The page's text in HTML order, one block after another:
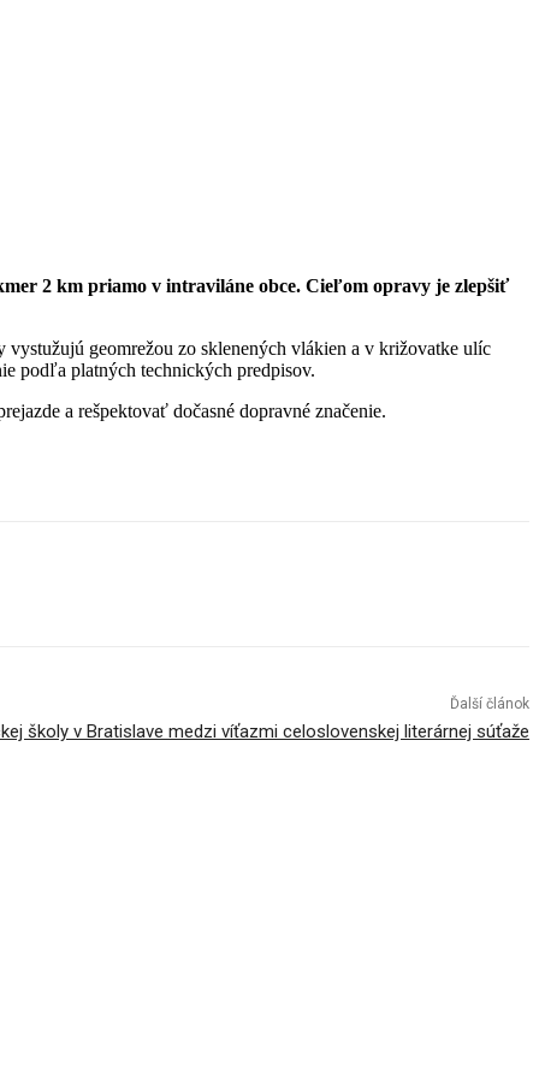
2 km priamo v intraviláne obce. Cieľom opravy je zlepšiť
geomrežou zo sklenených vlákien a v križovatke ulíc
podľa platných technických predpisov.
a rešpektovať dočasné dopravné značenie.
Ďalší článok
školy v Bratislave medzi víťazmi celoslovenskej literárnej súťaže